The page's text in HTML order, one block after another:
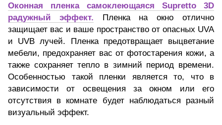
Оконная пленка самоклеющаяся Supretto 3D
радужный эффект.
Пленка на окно отлично
защищает вас и ваше пространство от опасных UVA
и UVB лучей. Пленка предотвращает выцветание
мебели, предохраняет вас от фотостарения кожи, а
также сохраняет тепло в зимний период времени.
Особенностью такой пленки является то, что в
зависимости от освещения за окном или его
отсутствия в комнате будет наблюдаться разный
визуальный эффект.